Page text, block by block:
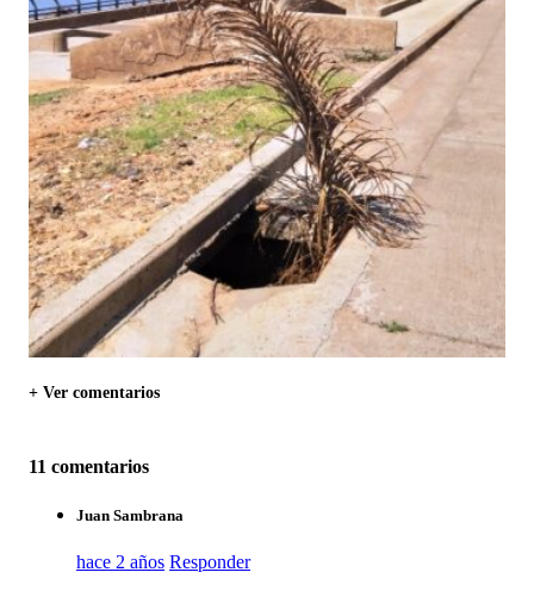
+ Ver comentarios
11 comentarios
Juan Sambrana
hace 2 años Responder